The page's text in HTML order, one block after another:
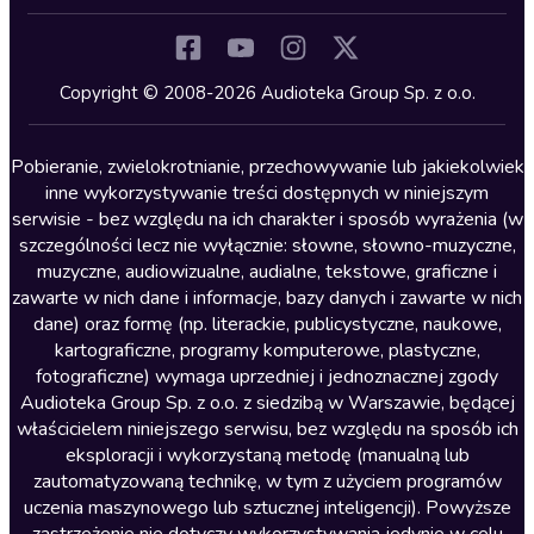
Kryminały
Lektury szkolne
Literatura anglojęzyczna
Literatura faktu
Literatura obyczajowa
Literatura piękna obca
Literatura piękna polska
Nagrania relaksacyjne
Nauka języków
Nauki humanistyczne
Podcasty i audycje
Copyright © 2008-2026 Audioteka Group Sp. z o.o.
Pobieranie, zwielokrotnianie, przechowywanie lub jakiekolwiek
inne wykorzystywanie treści dostępnych w niniejszym
serwisie - bez względu na ich charakter i sposób wyrażenia (w
szczególności lecz nie wyłącznie: słowne, słowno-muzyczne,
muzyczne, audiowizualne, audialne, tekstowe, graficzne i
zawarte w nich dane i informacje, bazy danych i zawarte w nich
dane) oraz formę (np. literackie, publicystyczne, naukowe,
kartograficzne, programy komputerowe, plastyczne,
fotograficzne) wymaga uprzedniej i jednoznacznej zgody
Audioteka Group Sp. z o.o. z siedzibą w Warszawie, będącej
właścicielem niniejszego serwisu, bez względu na sposób ich
eksploracji i wykorzystaną metodę (manualną lub
zautomatyzowaną technikę, w tym z użyciem programów
uczenia maszynowego lub sztucznej inteligencji). Powyższe